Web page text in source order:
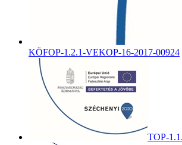
KÖFOP-1.2.1-VEKOP-16-2017-00924
TOP-